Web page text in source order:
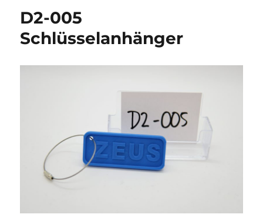
D2-005
Schlüsselanhänger